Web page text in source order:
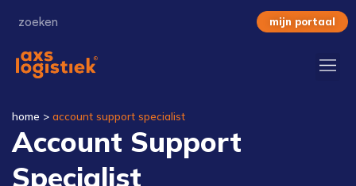
mijn portaal
home > account support specialist
Account Support
Specialist